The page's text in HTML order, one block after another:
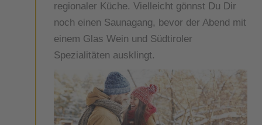
regionaler Küche. Vielleicht gönnst Du Dir
noch einen Saunagang, bevor der Abend mit
einem Glas Wein und Südtiroler
Spezialitäten ausklingt.